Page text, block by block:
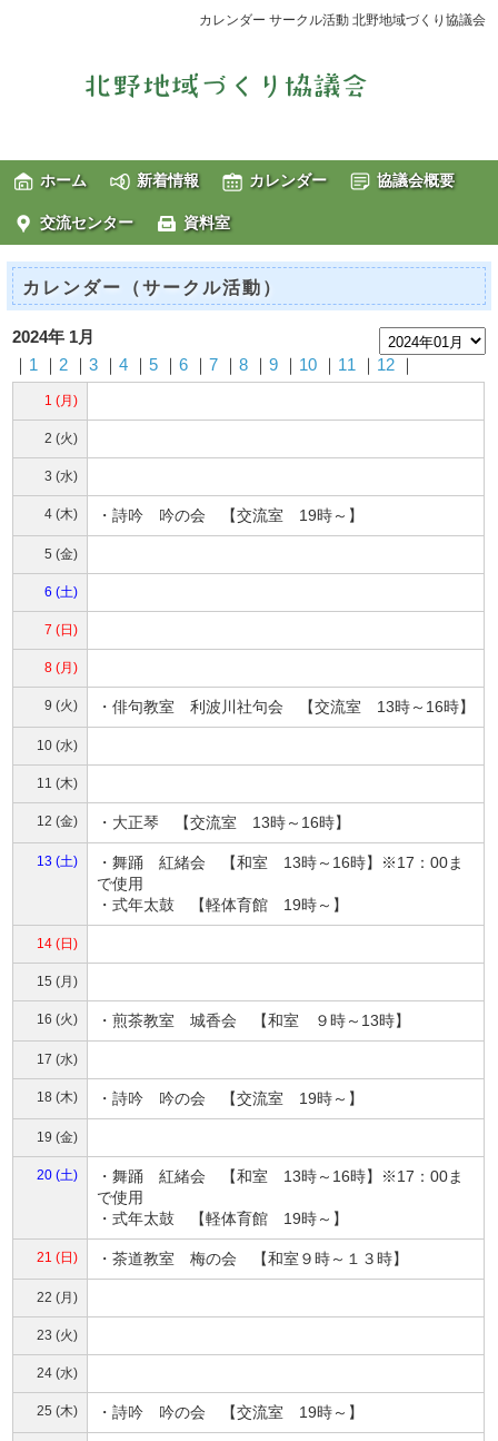
カレンダー サークル活動 北野地域づくり協議会
ホーム 新着情報 カレンダー 協議会概要
交流センター 資料室
カレンダー（サークル活動）
2024年 1月
1 2 ｜3 ｜4 ｜5 ｜6 ｜7 ｜8 ｜9 10 11 12
1 (月)
2 (火)
3 (水)
4 (木) ・詩吟 吟の会 【交流室 19時～】
5 (金)
6 (土)
7 (日)
8 (月)
9 (火) ・俳句教室 利波川社句会 【交流室 13時～16時】
10 (水)
11 (木)
12 (金) ・大正琴 【交流室 13時～16時】
13 (土)
・舞踊 紅緒会 【和室 13時～16時】※17：00ま
で使用
・式年太鼓 【軽体育館 19時～】
14 (日)
15 (月)
16 (火) ・煎茶教室 城香会 【和室 ９時～13時】
17 (水)
18 (木) ・詩吟 吟の会 【交流室 19時～】
19 (金)
20 (土)
・舞踊 紅緒会 【和室 13時～16時】※17：00ま
で使用
・式年太鼓 【軽体育館 19時～】
21 (日) ・茶道教室 梅の会 【和室９時～１３時】
22 (月)
23 (火)
24 (水)
25 (木) ・詩吟 吟の会 【交流室 19時～】